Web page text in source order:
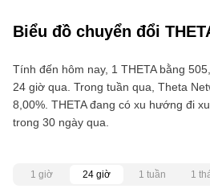
Biểu đồ chuyển đổi
Tính đến hôm nay, 1 THETA bằng
24 giờ qua. Trong tuần qua, Theta
8,00%. THETA đang có xu hướng đi
trong 30 ngày qua.
1 giờ 24 giờ 1 tuần 1